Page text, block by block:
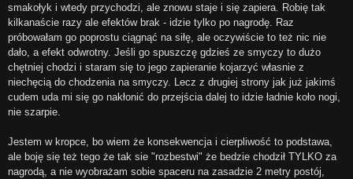
smakołyk i wtedy przychodzi, ale znowu staje i się zapiera. Robię tak
kilkanaście razy ale efektów brak - idzie tylko po nagrodę. Raz
próbowałam go poprostu ciągnąć na siłę, ale oczywiście to też nic nie
dało, a efekt odwrotny. Jeśli go spuszczę gdzieś ze smyczy to dużo
chętniej chodzi i staram się to jego zapieranie kojarzyć własnie z
niechęcią do chodzenia na smyczy. Lecz z drugiej strony jak już jakimś
cudem uda mi się go nakłonić do przejścia dalej to idzie ładnie koło nogi,
nie szarpie.
Jestem w kropce, bo wiem że konsekwencja i cierpliwość to podstawa,
ale boję się też tego że tak sie "rozbestwi" że bedzie chodził TYLKO za
nagrodą, a nie wyobrażam sobie spaceru na zasadzie 2 metry postój,